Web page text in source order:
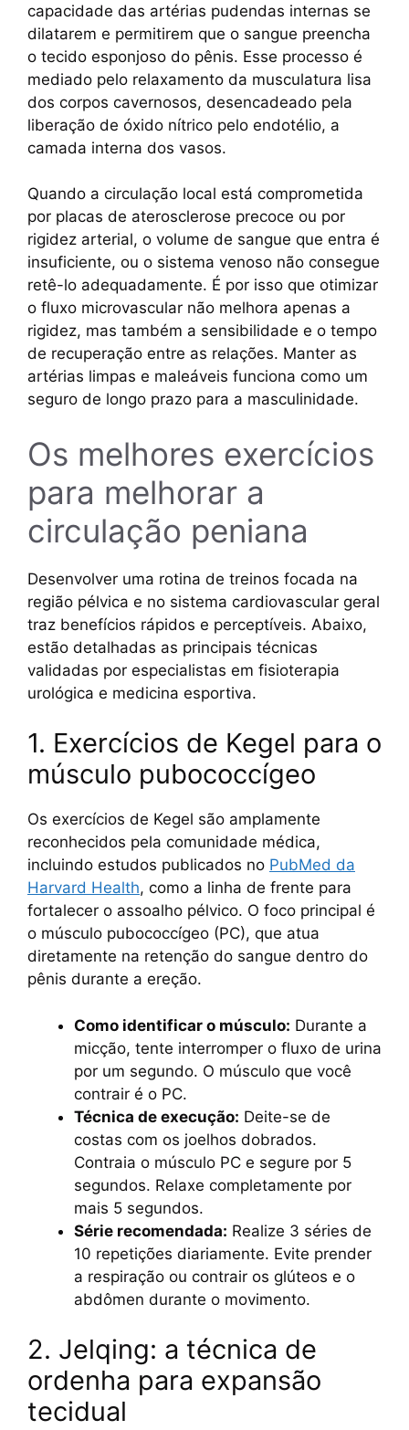
capacidade das artérias pudendas internas se
dilatarem e permitirem que o sangue preencha
o tecido esponjoso do pênis. Esse processo é
mediado pelo relaxamento da musculatura lisa
dos corpos cavernosos, desencadeado pela
liberação de óxido nítrico pelo endotélio, a
camada interna dos vasos.
Quando a circulação local está comprometida
por placas de aterosclerose precoce ou por
rigidez arterial, o volume de sangue que entra é
insuficiente, ou o sistema venoso não consegue
retê-lo adequadamente. É por isso que otimizar
o fluxo microvascular não melhora apenas a
rigidez, mas também a sensibilidade e o tempo
de recuperação entre as relações. Manter as
artérias limpas e maleáveis funciona como um
seguro de longo prazo para a masculinidade.
Os melhores exercícios
para melhorar a
circulação peniana
Desenvolver uma rotina de treinos focada na
região pélvica e no sistema cardiovascular geral
traz benefícios rápidos e perceptíveis. Abaixo,
estão detalhadas as principais técnicas
validadas por especialistas em fisioterapia
urológica e medicina esportiva.
1. Exercícios de Kegel para o
músculo pubococcígeo
Os exercícios de Kegel são amplamente
reconhecidos pela comunidade médica,
incluindo estudos publicados no PubMed da
Harvard Health, como a linha de frente para
fortalecer o assoalho pélvico. O foco principal é
o músculo pubococcígeo (PC), que atua
diretamente na retenção do sangue dentro do
pênis durante a ereção.
Como identificar o músculo: Durante a
micção, tente interromper o fluxo de urina
por um segundo. O músculo que você
contrair é o PC.
Técnica de execução: Deite-se de
costas com os joelhos dobrados.
Contraia o músculo PC e segure por 5
segundos. Relaxe completamente por
mais 5 segundos.
Série recomendada: Realize 3 séries de
10 repetições diariamente. Evite prender
a respiração ou contrair os glúteos e o
abdômen durante o movimento.
2. Jelqing: a técnica de
ordenha para expansão
tecidual